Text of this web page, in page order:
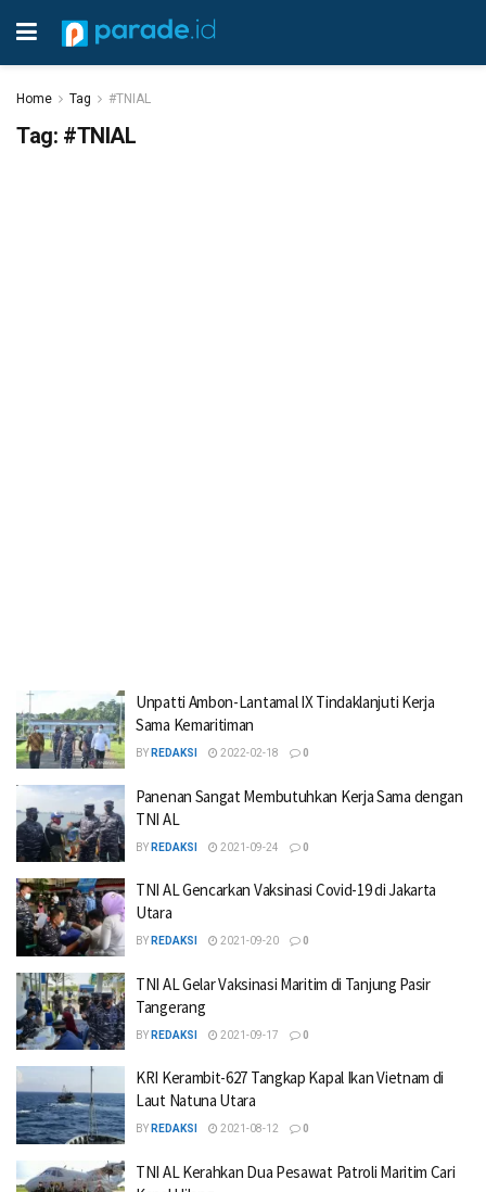
Home Tag #TNIAL
Tag: #TNIAL
Unpatti Ambon-Lantamal IX Tindaklanjuti Kerja
Sama Kemaritiman
BY REDAKSI 2022-02-18 0
Panenan Sangat Membutuhkan Kerja Sama dengan
TNI AL
BY REDAKSI 2021-09-24 0
TNI AL Gencarkan Vaksinasi Covid-19 di Jakarta
Utara
BY REDAKSI 2021-09-20 0
TNI AL Gelar Vaksinasi Maritim di Tanjung Pasir
Tangerang
BY REDAKSI 2021-09-17 0
KRI Kerambit-627 Tangkap Kapal Ikan Vietnam di
Laut Natuna Utara
BY REDAKSI 2021-08-12 0
TNI AL Kerahkan Dua Pesawat Patroli Maritim Cari